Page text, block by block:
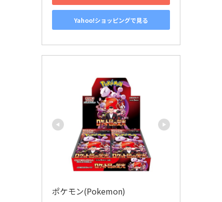
Yahoo!ショッピングで見る
ポケモン(Pokemon)